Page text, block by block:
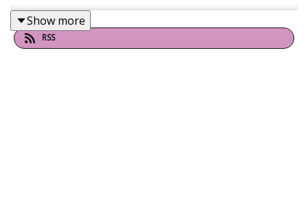
La charla o recorrido auditivo estará acompañado
Show more
RSS